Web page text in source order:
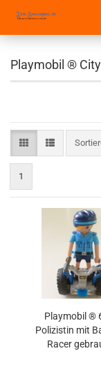
Playmobil ®
1
Playmobil ®
Polizistin mit
Racer